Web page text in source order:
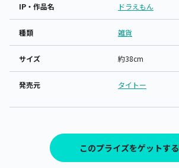
IP・作品名 ドラえもん
種類 雑貨
サイズ 約38cm
発売元 タイトー
このプライズをゲットする